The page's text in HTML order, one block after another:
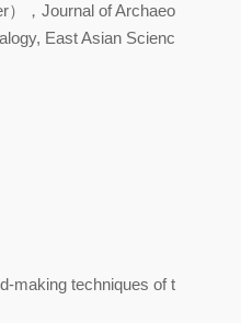
，Journal of Archaeo
East Asian Scienc
making techniques of t